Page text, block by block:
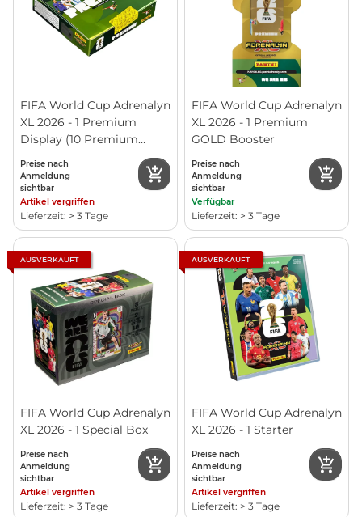
FIFA World Cup Adrenalyn
XL 2026 - 1 Premium
Display (10 Premium
Preise nach
Anmeldung
sichtbar
Artikel vergriffen
Lieferzeit: > 3 Tage
FIFA World Cup Adrenalyn
XL 2026 - 1 Premium
GOLD Booster
Preise nach
Anmeldung
sichtbar
Verfügbar
Lieferzeit: > 3 Tage
FIFA World Cup Adrenalyn
XL 2026 - 1 Special Box
AUSVERKAUFT
Preise nach
Anmeldung
sichtbar
Artikel vergriffen
Lieferzeit: > 3 Tage
FIFA World Cup Adrenalyn
XL 2026 - 1 Starter
AUSVERKAUFT
Preise nach
Anmeldung
sichtbar
Artikel vergriffen
Lieferzeit: > 3 Tage